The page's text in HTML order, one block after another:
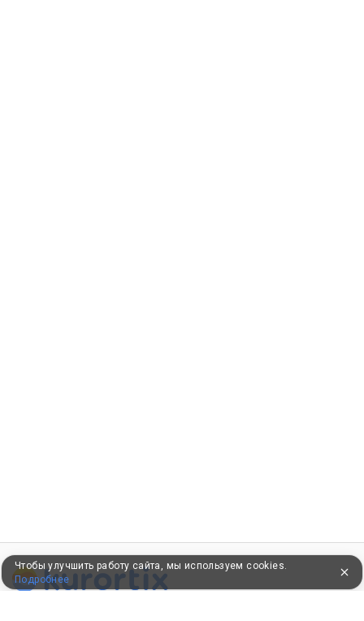
Чтобы улучшить работу сайта, мы используем cookies.
Подробнее